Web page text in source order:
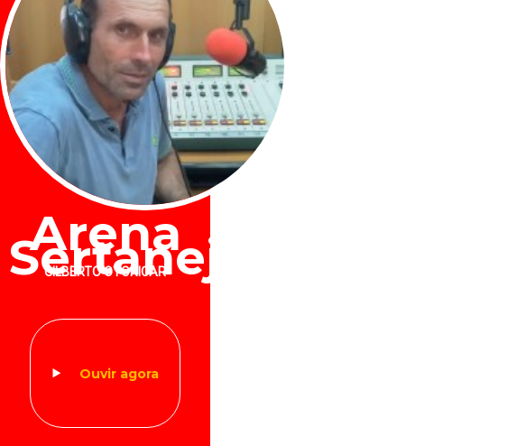
Arena
Sertaneja
GILBERTO OTONICAR
Ouvir agora